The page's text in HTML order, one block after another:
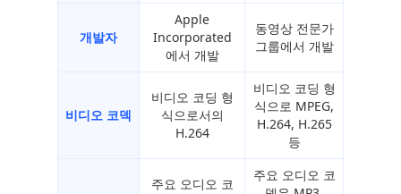
개발자
Apple
Incorporated
에서 개발
동영상 전문가
그룹에서 개발
비디오 코덱
비디오 코딩 형
식으로서의
H.264
비디오 코딩 형
식으로 MPEG,
H.264, H.265
등
주요 오디오 코
주요 오디오 코